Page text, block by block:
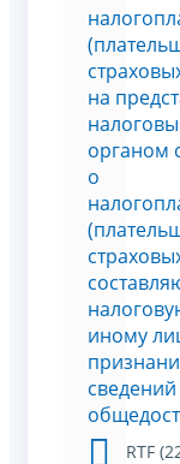
на
органом
о
иному
сведений
RTF